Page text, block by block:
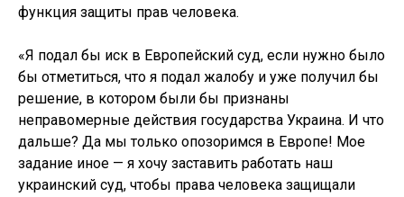
функция защиты прав человека.
«Я подал бы иск в Европейский суд, если нужно было
бы отметиться, что я подал жалобу и уже получил бы
решение, в котором были бы признаны
неправомерные действия государства Украина. И что
дальше? Да мы только опозоримся в Европе! Мое
задание иное — я хочу заставить работать наш
украинский суд, чтобы права человека защищали